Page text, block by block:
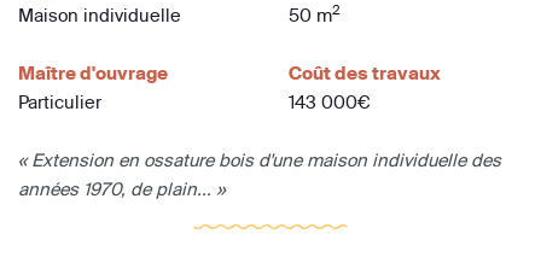
Maison individuelle
50 m2
Maître d'ouvrage
Particulier
Coût des travaux
143 000€
« Extension en ossature bois d'une maison individuelle des
années 1970, de plain... »